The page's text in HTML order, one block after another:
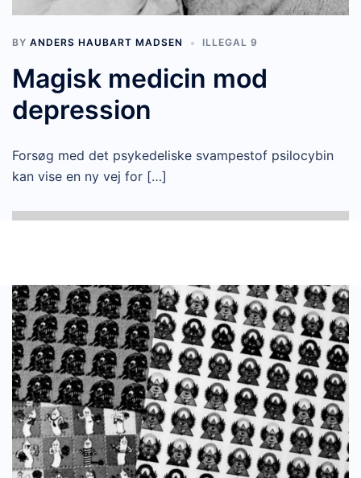
BY ANDERS HAUBART MADSEN ILLEGAL 9
Magisk medicin mod
depression
Forsøg med det psykedeliske svampestof psilocybin
kan vise en ny vej for […]